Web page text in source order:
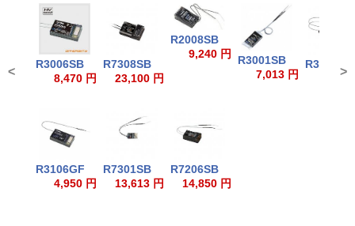
R3006SB
8,470 円
R7308SB
23,100 円
R2008SB
9,240 円
R3001SB
7,013 円
R3204SB
R3106GF
4,950 円
R7301SB
13,613 円
R7206SB
14,850 円
< >